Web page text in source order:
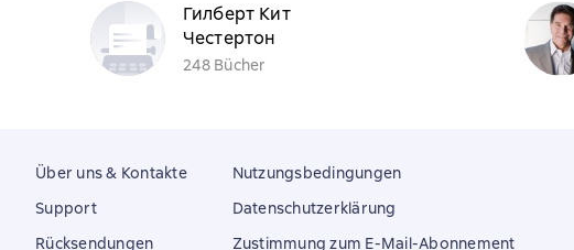
Гилберт Кит
Честертон
248 Bücher
Über uns & Kontakte
Support
Rücksendungen
Nutzungsbedingungen
Datenschutzerklärung
Zustimmung zum E-Mail-Abonnement